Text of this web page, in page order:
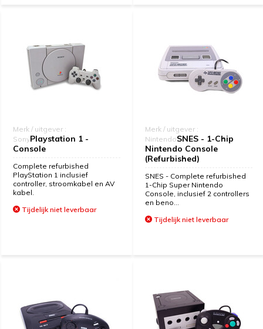
Merk / uitgever :
SonyPlaystation 1 -
Console
Complete refurbished
PlayStation 1 inclusief
controller, stroomkabel en AV
kabel.
Tijdelijk niet leverbaar
Merk / uitgever :
NintendoSNES - 1-Chip
Nintendo Console
(Refurbished)
SNES - Complete refurbished
1-Chip Super Nintendo
Console, inclusief 2 controllers
en beno...
Tijdelijk niet leverbaar